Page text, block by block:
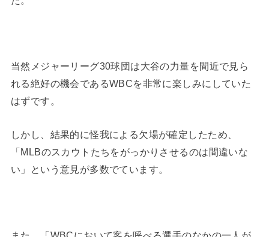
当然メジャーリーグ30球団は大谷の力量を間近で見ら
れる絶好の機会であるWBCを非常に楽しみにしていた
はずです。
しかし、結果的に怪我による欠場が確定したため、
「MLBのスカウトたちをがっかりさせるのは間違いな
い」という意見が多数でています。